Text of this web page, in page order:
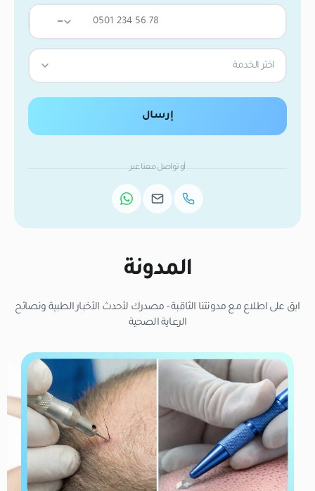
—
اختر الخدمة
إرسال
أو تواصل معنا عبر
المدونة
ابق على اطلاع مع مدونتنا الثاقبة - مصدرك لأحدث الأخبار الطبية ونصائح
الرعاية الصحية